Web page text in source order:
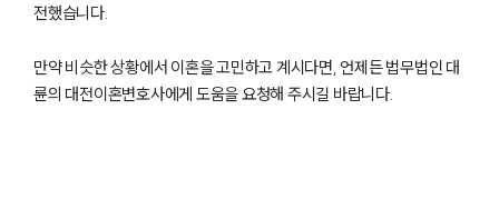
전했습니다.
만약 비슷한 상황에서 이혼을 고민하고 계시다면, 언제든 법무법인 대
륜의 대전이혼변호사에게 도움을 요청해 주시길 바랍니다.